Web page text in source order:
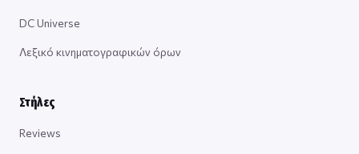
DC Universe
Λεξικό κινηματογραφικών όρων
Στήλες
Reviews